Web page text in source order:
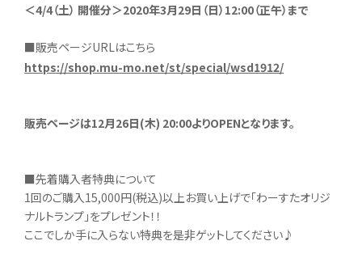
＜4/4（土） 開催分＞2020年3月29日（日）12:00（正午）まで
■販売ページURLはこちら
https://shop.mu-mo.net/st/special/wsd1912/
販売ページは12月26日(木) 20:00よりOPENとなります。
■先着購入者特典について
1回のご購入15,000円(税込)以上お買い上げで「わーすたオリジ
ナルトランプ」をプレゼント！！
ここでしか手に入らない特典を是非ゲットしてください♪